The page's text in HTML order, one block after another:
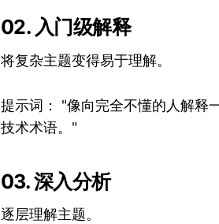
02. 入门级解释
将复杂主题变得易于理解。
提示词： "像向完全不懂的人解释
技术术语。"
03. 深入分析
逐层理解主题。